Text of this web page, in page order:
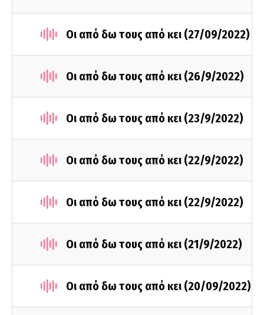
Οι από δω τους από κει (27/09/2022)
Οι από δω τους από κει (26/9/2022)
Οι από δω τους από κει (23/9/2022)
Οι από δω τους από κει (22/9/2022)
Οι από δω τους από κει (22/9/2022)
Οι από δω τους από κει (21/9/2022)
Οι από δω τους από κει (20/09/2022)